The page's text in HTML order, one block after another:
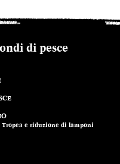
di pesce
Tropea e riduzione di lamponi